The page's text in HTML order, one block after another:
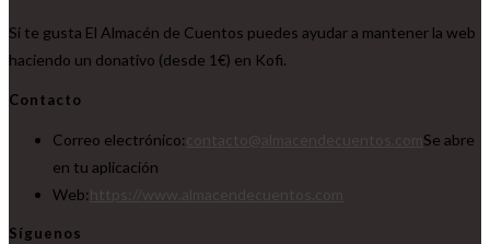
Si te gusta El Almacén de Cuentos puedes ayudar a mantener la web
haciendo un donativo (desde 1€) en Kofi.
Contacto
Correo electrónico:
Se abre
en tu aplicación
Web:
Síguenos